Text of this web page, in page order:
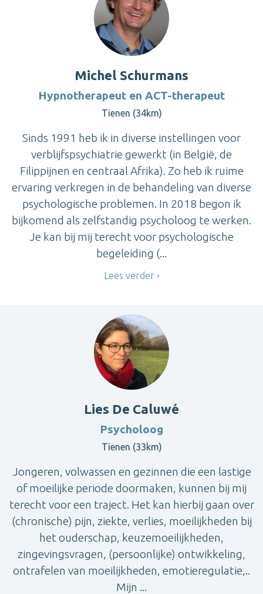
Michel Schurmans
Hypnotherapeut en ACT-therapeut
Tienen (34km)
Sinds 1991 heb ik in diverse instellingen voor
verblijfspsychiatrie gewerkt (in België, de
Filippijnen en centraal Afrika). Zo heb ik ruime
ervaring verkregen in de behandeling van diverse
psychologische problemen. In 2018 begon ik
bijkomend als zelfstandig psycholoog te werken.
Je kan bij mij terecht voor psychologische
begeleiding (...
Lees verder
Lies De Caluwé
Psycholoog
Tienen (33km)
Jongeren, volwassen en gezinnen die een lastige
of moeilijke periode doormaken, kunnen bij mij
terecht voor een traject. Het kan hierbij gaan over
(chronische) pijn, ziekte, verlies, moeilijkheden bij
het ouderschap, keuzemoeilijkheden,
zingevingsvragen, (persoonlijke) ontwikkeling,
ontrafelen van moeilijkheden, emotieregulatie,..
Mijn ...